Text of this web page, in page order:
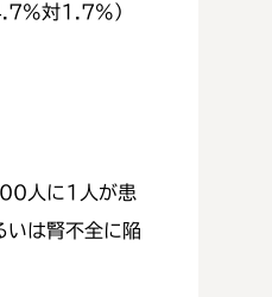
対1.7%）
人に1人が患
いは腎不全に陥